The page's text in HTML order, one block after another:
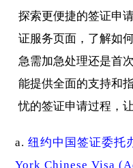
探索更便捷的签证申
证服务页面，了解如
急需加急处理还是首
能提供全面的支持和
忧的签证申请过程，
纽约中国签证委托
York Chinese Visa